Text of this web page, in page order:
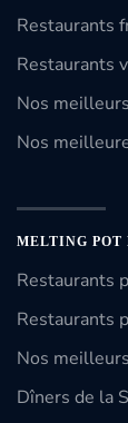
Restaurants
Restaurants
Nos
Nos
MELTING POT
Restaurants
Restaurants
Nos
Dîners de la